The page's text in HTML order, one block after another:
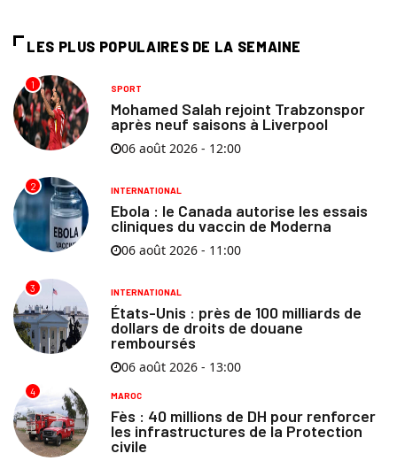
LES PLUS POPULAIRES DE LA SEMAINE
1 SPORT
Mohamed Salah rejoint Trabzonspor
après neuf saisons à Liverpool
06 août 2026 - 12:00
2 INTERNATIONAL
Ebola : le Canada autorise les essais
cliniques du vaccin de Moderna
06 août 2026 - 11:00
3 INTERNATIONAL
États-Unis : près de 100 milliards de
dollars de droits de douane
remboursés
06 août 2026 - 13:00
4 MAROC
Fès : 40 millions de DH pour renforcer
les infrastructures de la Protection
civile